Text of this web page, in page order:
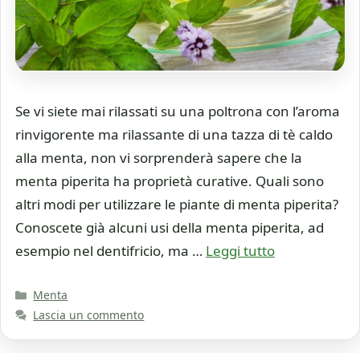
Se vi siete mai rilassati su una poltrona con l’aroma
rinvigorente ma rilassante di una tazza di tè caldo
alla menta, non vi sorprenderà sapere che la
menta piperita ha proprietà curative. Quali sono
altri modi per utilizzare le piante di menta piperita?
Conoscete già alcuni usi della menta piperita, ad
esempio nel dentifricio, ma … Leggi tutto
Categorie
Menta
Lascia un commento